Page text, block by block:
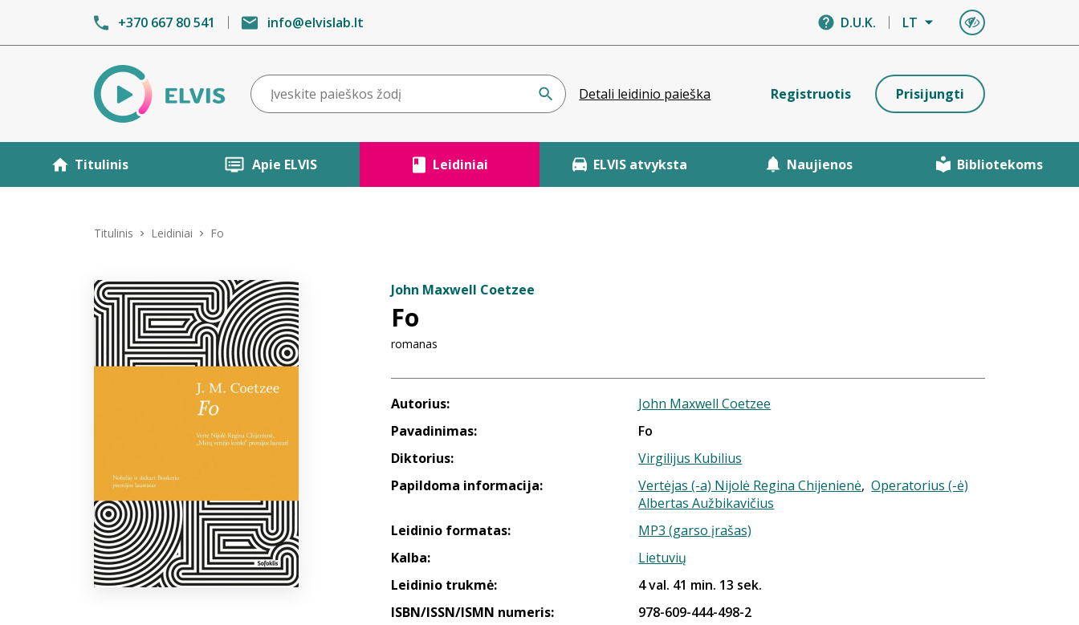
+370 667 80 541 info@elvislab.lt D.U.K. LT
Detali leidinio paieška Registruotis Prisijungti
Titulinis Apie ELVIS Leidiniai ELVIS atvyksta Naujienos Bibliotekoms
Titulinis Leidiniai Fo
John Maxwell Coetzee
Fo
romanas
Autorius:
John Maxwell Coetzee
Pavadinimas:
Fo
Diktorius:
Virgilijus Kubilius
Papildoma informacija:
Vertėjas (-a) Nijolė Regina Chijenienė,Operatorius (-ė)
Albertas Aužbikavičius
Leidinio formatas:
MP3 (garso įrašas)
Kalba:
Lietuvių
Leidinio trukmė:
4 val. 41 min. 13 sek.
ISBN/ISSN/ISMN numeris:
978-609-444-498-2